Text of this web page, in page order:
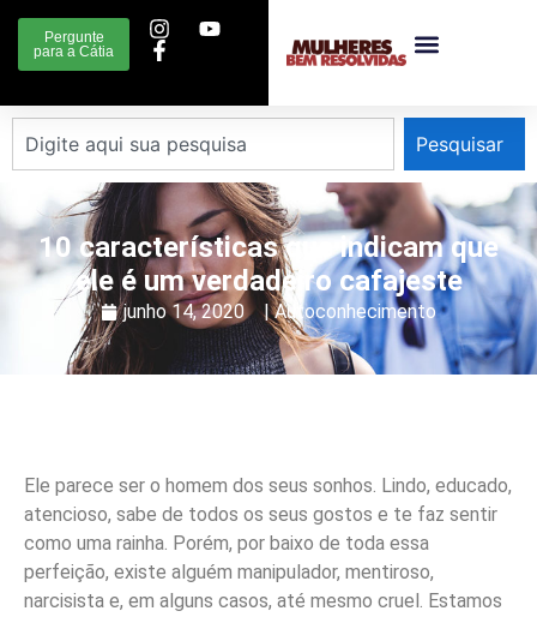
Pergunte
para a Cátia
Pesquisar
10 características que indicam que
ele é um verdadeiro cafajeste
junho 14, 2020 |Autoconhecimento
Ele parece ser o homem dos seus sonhos. Lindo, educado,
atencioso, sabe de todos os seus gostos e te faz sentir
como uma rainha. Porém, por baixo de toda essa
perfeição, existe alguém manipulador, mentiroso,
narcisista e, em alguns casos, até mesmo cruel. Estamos